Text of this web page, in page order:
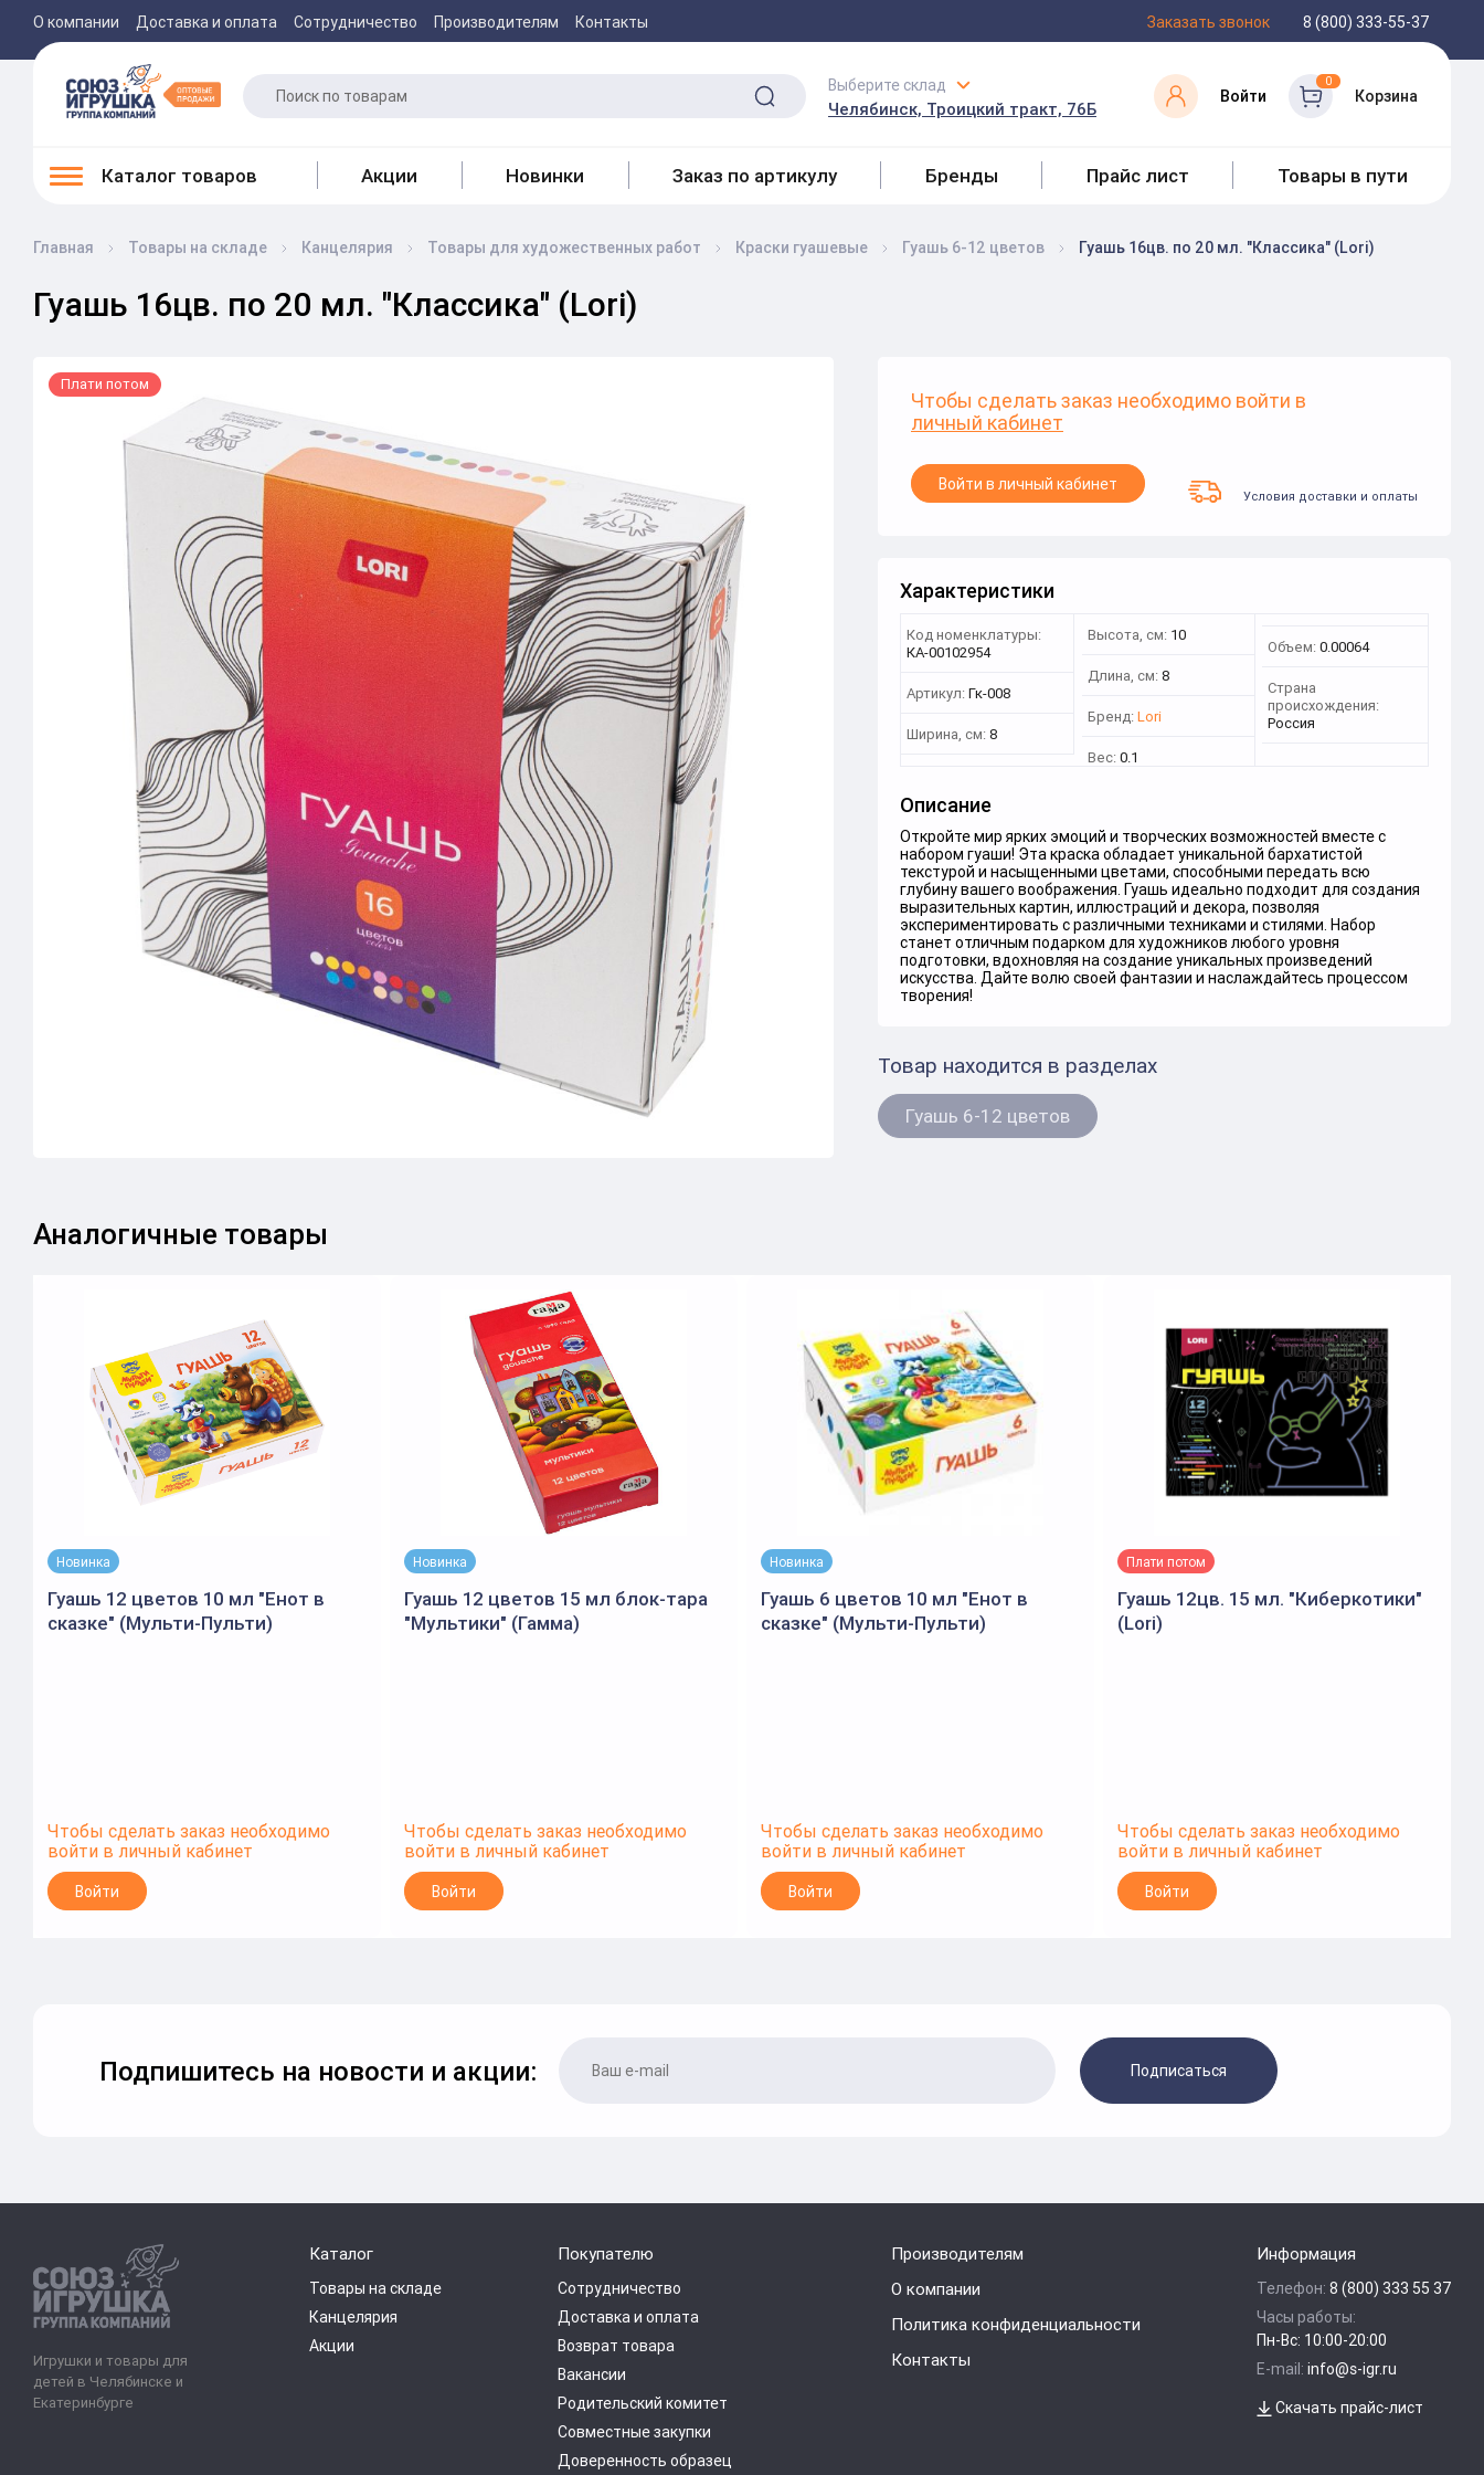
О компании Доставка и оплата Сотрудничество Производителям Контакты Заказать звонок 8 (800) 333-55-37
Выберите склад
Челябинск, Троицкий тракт, 76Б
Войти
0
Корзина
Каталог товаров Акции Новинки Заказ по артикулу Бренды Прайс лист Товары в пути
Главная Товары на складе Канцелярия Товары для художественных работ Краски гуашевые Гуашь 6-12 цветов Гуашь 16цв. по 20 мл. "Классика" (Lori)
Гуашь 16цв. по 20 мл. "Классика" (Lori)
Плати потом
Чтобы сделать заказ необходимо войти в
личный кабинет
Войти в личный кабинет
Условия доставки и оплаты
Характеристики
Код номенклатуры:
КА-00102954
Артикул: Гк-008
Ширина, см: 8
Высота, см: 10
Длина, см: 8
Бренд: Lori
Вес: 0.1
Объем: 0.00064
Страна
происхождения:
Россия
Описание
Откройте мир ярких эмоций и творческих возможностей вместе с
набором гуаши! Эта краска обладает уникальной бархатистой
текстурой и насыщенными цветами, способными передать всю
глубину вашего воображения. Гуашь идеально подходит для создания
выразительных картин, иллюстраций и декора, позволяя
экспериментировать с различными техниками и стилями. Набор
станет отличным подарком для художников любого уровня
подготовки, вдохновляя на создание уникальных произведений
искусства. Дайте волю своей фантазии и наслаждайтесь процессом
творения!
Товар находится в разделах
Гуашь 6-12 цветов
Аналогичные товары
Новинка
Гуашь 12 цветов 10 мл "Енот в
сказке" (Мульти-Пульти)
Чтобы сделать заказ необходимо
войти в личный кабинет
Войти
Новинка
Гуашь 12 цветов 15 мл блок-тара
"Мультики" (Гамма)
Чтобы сделать заказ необходимо
войти в личный кабинет
Войти
Новинка
Гуашь 6 цветов 10 мл "Енот в
сказке" (Мульти-Пульти)
Чтобы сделать заказ необходимо
войти в личный кабинет
Войти
Плати потом
Гуашь 12цв. 15 мл. "Киберкотики"
(Lori)
Чтобы сделать заказ необходимо
войти в личный кабинет
Войти
Подпишитесь на новости и акции: Подписаться
Игрушки и товары для
детей в Челябинске и
Екатеринбурге
Каталог
Товары на складе
Канцелярия
Акции
Покупателю
Сотрудничество
Доставка и оплата
Возврат товара
Вакансии
Родительский комитет
Совместные закупки
Доверенность образец
Производителям
О компании
Политика конфиденциальности
Контакты
Информация
Телефон: 8 (800) 333 55 37
Часы работы:
Пн-Вс: 10:00-20:00
E-mail: info@s-igr.ru
Скачать прайс-лист